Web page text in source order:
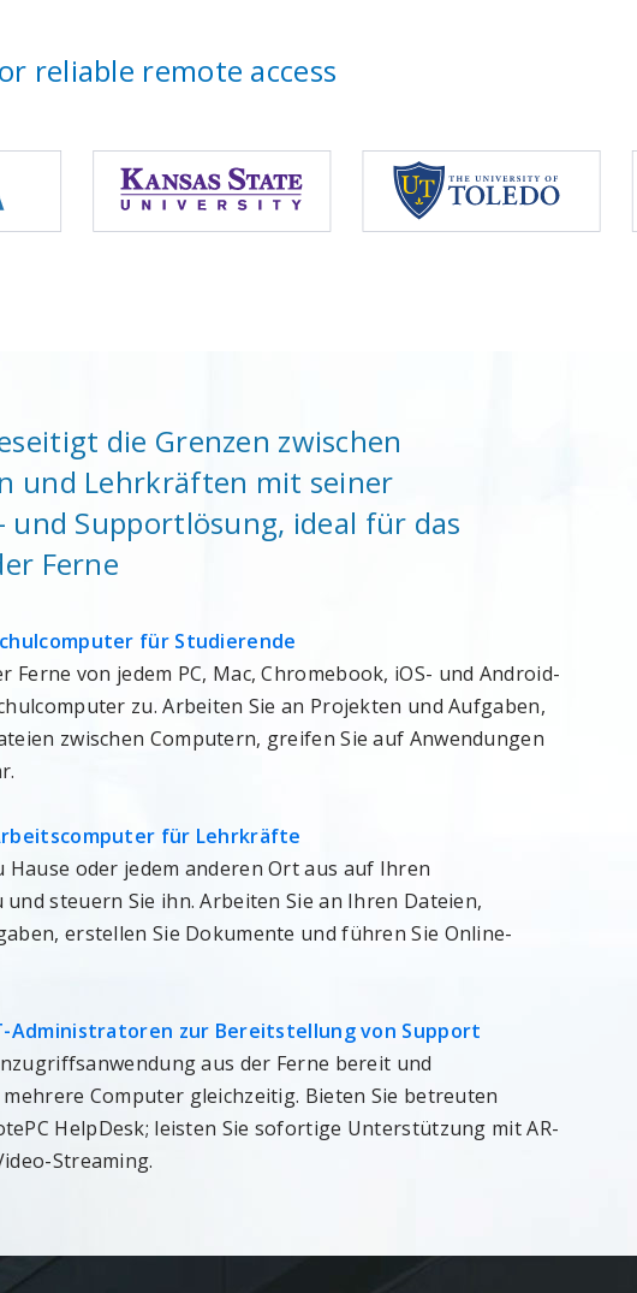
reliable remote access
die Grenzen zwischen
und Lehrkräften mit seiner
und Supportlösung, ideal für das
Ferne
für Studierende
Ferne von jedem PC, Mac, Chromebook, iOS- und Android-
zu. Arbeiten Sie an Projekten und Aufgaben,
zwischen Computern, greifen Sie auf Anwendungen
für Lehrkräfte
Hause oder jedem anderen Ort aus auf Ihren
und steuern Sie ihn. Arbeiten Sie an Ihren Dateien,
erstellen Sie Dokumente und führen Sie Online-
Administratoren zur Bereitstellung von Support
aus der Ferne bereit und
Computer gleichzeitig. Bieten Sie betreuten
HelpDesk; leisten Sie sofortige Unterstützung mit AR-
Streaming.